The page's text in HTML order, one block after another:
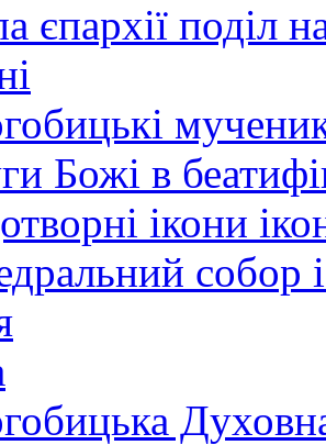
єпархії поділ
Божі в
ікони
собор